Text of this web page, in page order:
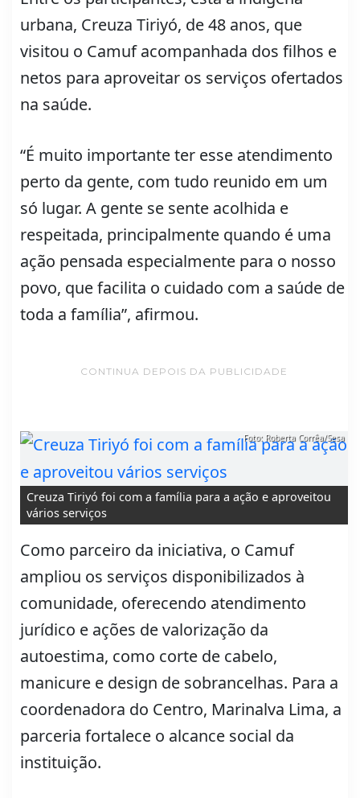
urbana, Creuza Tiriyó, de 48 anos, que
visitou o Camuf acompanhada dos filhos e
netos para aproveitar os serviços ofertados
na saúde.
“É muito importante ter esse atendimento
perto da gente, com tudo reunido em um
só lugar. A gente se sente acolhida e
respeitada, principalmente quando é uma
ação pensada especialmente para o nosso
povo, que facilita o cuidado com a saúde de
toda a família”, afirmou.
CONTINUA DEPOIS DA PUBLICIDADE
Creuza Tiriyó foi com a família para a ação e aproveitou
vários serviços
Foto: Roberta Corrêa/Sesa
Como parceiro da iniciativa, o Camuf
ampliou os serviços disponibilizados à
comunidade, oferecendo atendimento
jurídico e ações de valorização da
autoestima, como corte de cabelo,
manicure e design de sobrancelhas. Para a
coordenadora do Centro, Marinalva Lima, a
parceria fortalece o alcance social da
instituição.